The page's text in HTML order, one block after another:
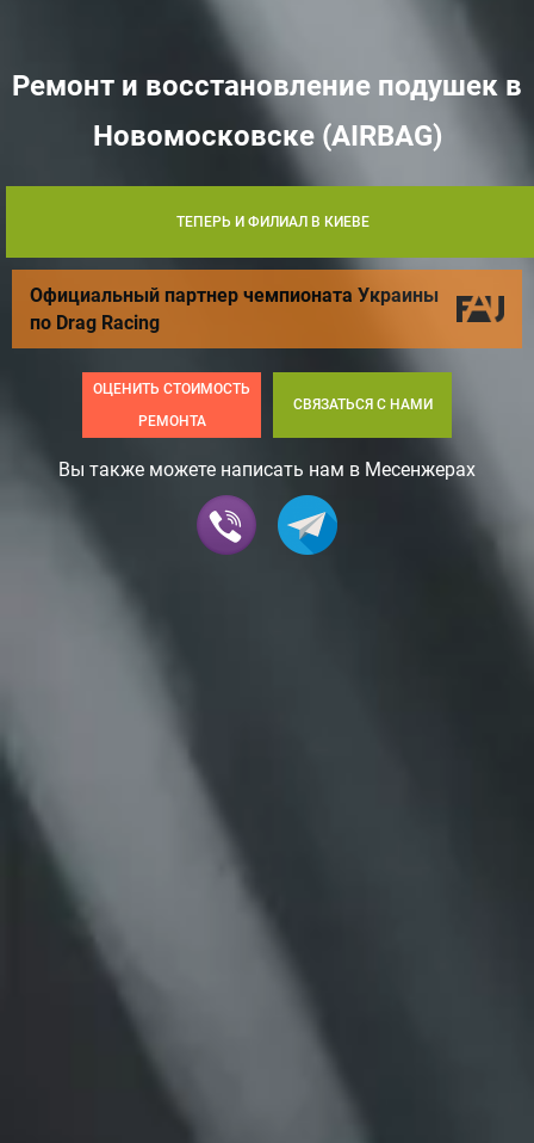
Ремонт и восстановление подушек в
Новомосковске (AIRBAG)
ТЕПЕРЬ И ФИЛИАЛ В КИЕВЕ
Официальный партнер чемпионата Украины
по Drag Racing
ОЦЕНИТЬ СТОИМОСТЬ
РЕМОНТА
СВЯЗАТЬСЯ С НАМИ
Вы также можете написать нам в Месенжерах